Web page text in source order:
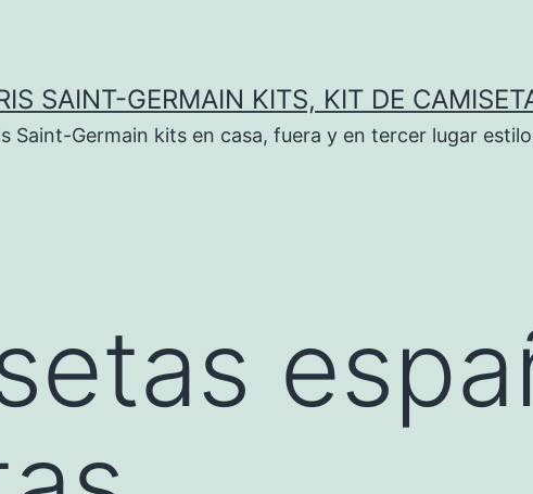
SAINT-GERMAIN KITS, KIT DE
Saint-Germain kits en casa, fuera y en tercer lugar